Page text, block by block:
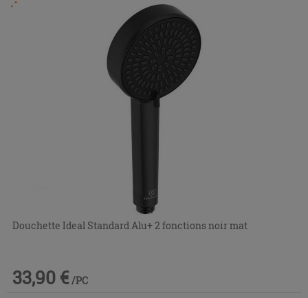
Commandable en magasin ou via le service client
Douchette Ideal Standard Alu+ 2 fonctions noir mat
33,90 € /PC